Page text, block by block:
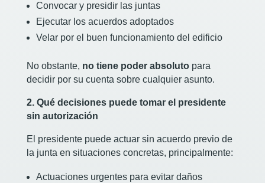
Convocar y presidir las juntas
Ejecutar los acuerdos adoptados
Velar por el buen funcionamiento del edificio
No obstante, no tiene poder absolutopara
decidir por su cuenta sobre cualquier asunto.
2. Qué decisiones puede tomar el presidente
sin autorización
El presidente puede actuar sin acuerdo previo de
la junta en situaciones concretas, principalmente:
Actuaciones urgentes para evitar daños